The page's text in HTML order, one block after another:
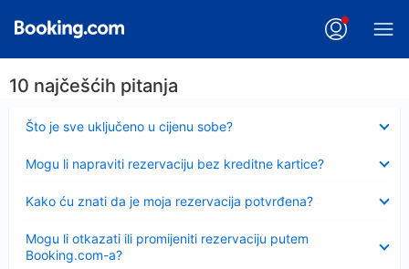
10 najčešćih pitanja
Što je sve uključeno u cijenu sobe?
Sažeto
Mogu li napraviti rezervaciju bez kreditne kartice?
Kako ću znati da je moja rezervacija potvrđena?
Mogu li otkazati ili promijeniti rezervaciju putem
Booking.com-a?